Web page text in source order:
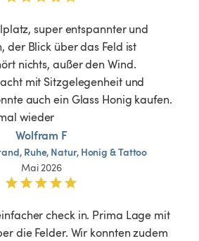
super entspannter und
der Blick über das Feld ist
nichts, außer den Wind.
mit Sitzgelegenheit und
auch ein Glass Honig kaufen.
wieder
Wolfram F
Ruhe, Natur, Honig &Tattoo
Mai 2026
check in. Prima Lage mit
die Felder. Wir konnten zudem